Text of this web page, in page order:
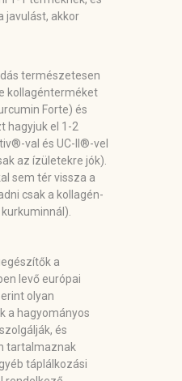
javulást, akkor
természetesen
kollagénterméket
Forte) és
hagyjuk el 1-2
val és UC-II®-vel
az ízületekre jók).
sem tér vissza a
csak a kollagén-
a
levő európai
olyan
a hagyományos
és
tartalmaznak
táplálkozási